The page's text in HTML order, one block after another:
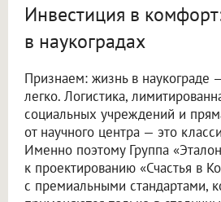
Инвестиция в
в наукоградах
Признаем: жизнь в наукограде
легко. Логистика,
социальных учреждений и
от научного центра — это
Именно поэтому Группа
к проектированию «Счастья в
с премиальными стандартами,